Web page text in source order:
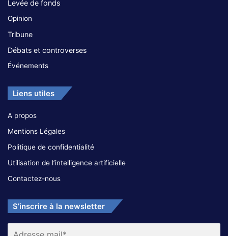
Levée de fonds
Opinion
Tribune
Débats et controverses
Événements
Liens utiles
A propos
Mentions Légales
Politique de confidentialité
Utilisation de l’intelligence artificielle
Contactez-nous
S’inscrire à la newsletter